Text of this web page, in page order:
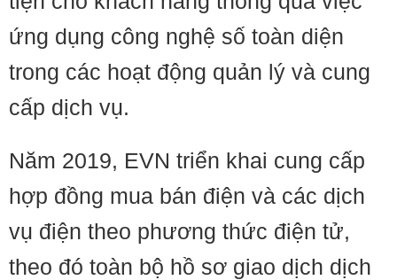
ứng dụng công nghệ số toàn diện
trong các hoạt động quản lý và cung
cấp dịch vụ.
Năm 2019, EVN triển khai cung cấp
hợp đồng mua bán điện và các dịch
vụ điện theo phương thức điện tử,
theo đó toàn bộ hồ sơ giao dịch dịch